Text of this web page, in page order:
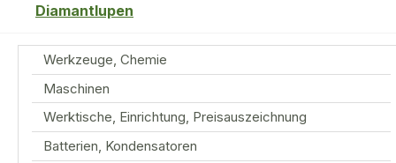
Diamantlupen
Werkzeuge, Chemie
Maschinen
Werktische, Einrichtung, Preisauszeichnung
Batterien, Kondensatoren